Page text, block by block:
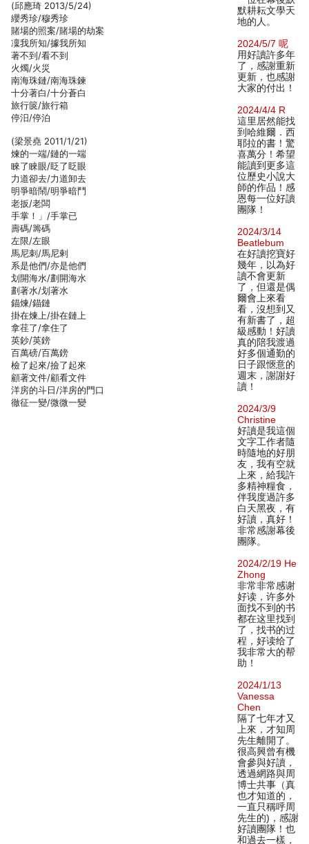
(邱應琦 2013/5/24)
纓秀珍/穆秀珍
賭場的照案/賭場的劫案
凜我所知/據我所知
著不到/看不到
火燭/火災
南海珠鏈/南海珠鍊
十分著白/十分蒼白
旅行篋/旅行箱
停汨/停泊
(梁景堯 2011/1/21)
煉的一端/鏈的一端
睞了睞眼/眨了眨眼
力道卻去/力道卸去
明爭暗鬧/明爭暗鬥
老扳/老闆
手掌！」/手掌已
壽碼/籌碼
左限/左眼
馬尼刺/馬尼剌
系是他們/亦是他們
划開海水/劃開海水
劃著水/划著水
錨煉/錨鏈
掛在煉上/掛在鏈上
拿荏了/拿住了
英鈔/英鎊
百萬磅/百萬鎊
檢了起來/撿了起來
顧著文件/顧看文件
洋房的斗日/洋房的門口
徹征一變/微微一變
默耕耘文學天
地的人。
2024/5/7 呢
用好讀許多年
了，感謝重新
更新，也感謝
大家的付出！
2024/4/4 R
這里居然能找
到哈維爾．西
耶拉的書！驚
喜萬分！希望
能讀到更多這
位歷史小說大
師的作品！感
恩每一位好讀
團隊！
2024/3/14
Beatlebum
在好讀挖寶好
幾年，以為好
讀不會更新
了，但還是偶
爾會上來看
看，沒想到又
有新書了，超
級感動！好讀
真的陪我渡過
好多個通勤的
日子跟愜意的
週末，謝謝好
讀！
2024/3/9
Christine
好讀是我這個
文字工作者隨
時隨地的好朋
友，我有空就
上來，給我許
多精神糧食，
伴我度過許多
白天黑夜，有
好讀，真好！
非常感謝幕後
團隊。
2024/2/19 He
Zhong
非常非常感谢
好读，许多外
面找不到的书
都在这里找到
了，找书的过
程，好读给了
我非常大的帮
助！
2024/1/13
Vanessa
Chen
隔了七年才又
上來，才知周
先生離開了。
很高興曾有機
會參與好讀，
透過網路與周
博士共事（真
也才知道的，
一直只稱呼周
先生的)，感謝
好讀團隊！也
和過去一樣，